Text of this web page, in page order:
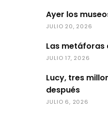
Ayer los
JULIO 20, 2026
Las metáforas
JULIO 17, 2026
Lucy, tres
después
JULIO 6, 2026